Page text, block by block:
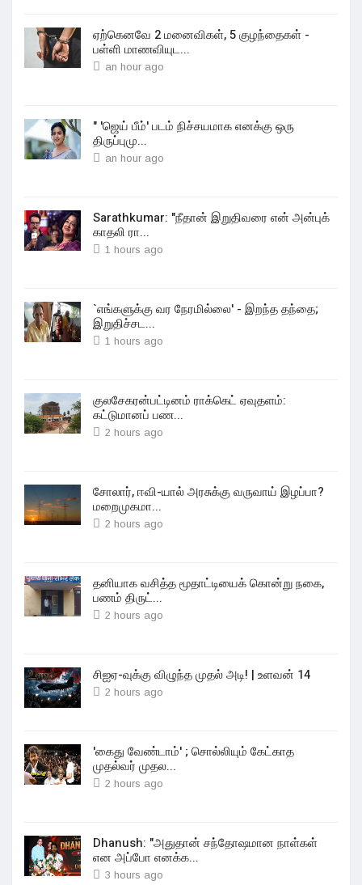
ஏற்கெனவே 2 மனைவிகள், 5 குழந்தைகள் -
பள்ளி மாணவியுட...
an hour ago
" 'ஜெய் பீம்' படம் நிச்சயமாக எனக்கு ஒரு
திருப்புமு...
an hour ago
Sarathkumar: "நீதான் இறுதிவரை என் அன்புக்
காதலி ரா...
1 hours ago
`எங்களுக்கு வர நேரமில்லை' - இறந்த தந்தை;
இறுதிச்சட...
1 hours ago
குலசேகரன்பட்டினம் ராக்கெட் ஏவுதளம்:
கட்டுமானப் பண...
2 hours ago
சோலார், ஈவி-யால் அரசுக்கு வருவாய் இழப்பா?
மறைமுகமா...
2 hours ago
தனியாக வசித்த மூதாட்டியைக் கொன்று நகை,
பணம் திருட்...
2 hours ago
சிஐஏ-வுக்கு விழுந்த முதல் அடி! | உளவன் 14
2 hours ago
'கைது வேண்டாம்' ; சொல்லியும் கேட்காத
முதல்வர் முதல...
2 hours ago
Dhanush: "அதுதான் சந்தோஷமான நாள்கள்
என அப்போ எனக்க...
3 hours ago